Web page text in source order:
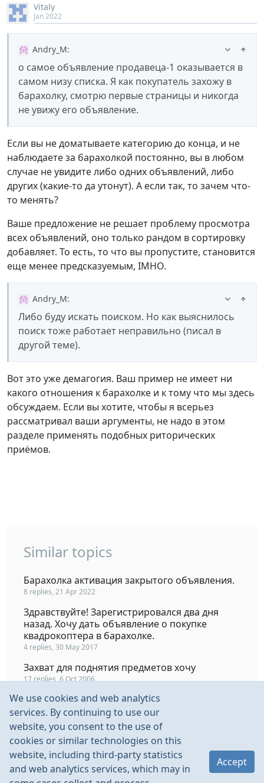
Vitaly
Jan 2022
Andry_M:
о самое объявление продавеца-1 оказывается в
самом низу списка. Я как покупатель захожу в
барахолку, смотрю первые страницы и никогда
не увижу его объявление.
Если вы не доматываете категорию до конца, и не
наблюдаете за барахолкой постоянно, вы в любом
случае не увидите либо одних объявлений, либо
других (какие-то да утонут). А если так, то зачем что-
то менять?
Ваше предложение не решает проблему просмотра
всех объявлений, оно только рандом в сортировку
добавляет. То есть, то что вы пропустите, становится
еще менее предсказуемым, IMHO.
Andry_M:
Либо буду искать поиском. Но как выяснилось
поиск тоже работает неправильно (писал в
другой теме).
Вот это уже демагогия. Ваш пример не имеет ни
какого отношения к барахолке и к тому что мы здесь
обсуждаем. Если вы хотите, чтобы я всерьез
рассматривал ваши аргументы, не надо в этом
разделе применять подобных риторических
приёмов.
Similar topics
Барахолка активация закрытого объявления.
8 replies, 21 Apr 2022
Здравствуйте! Зарегистрировался два дня
назад. Хочу дать объявление о покупке
квадрокоптера в барахолке.
4 replies, 30 May 2017
Захват для поднятия предметов хочу
17 replies, 6 Oct 2006
Для поднятия настроения
11 replies, 3 Mar 2011
Какой мотор и пропеллер нужен для поднятия
2.5 кг?
5 replies, 5 Oct 2020
We use cookies and web analytics
services. By continuing to use our
website, you consent to the use of
cookies or similar technologies on this
website, including third-party statistics
and web analytics services, which may in
Accept